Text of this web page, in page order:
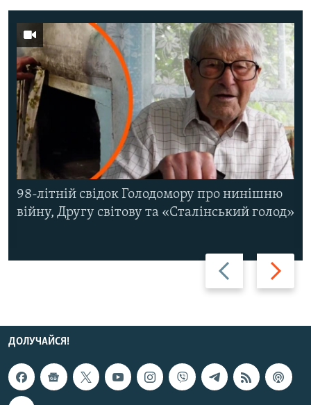
Назад Вперед
98-літній свідок Голодомору про нинішню
війну, Другу світову та «Сталінський голод»
ДОЛУЧАЙСЯ!